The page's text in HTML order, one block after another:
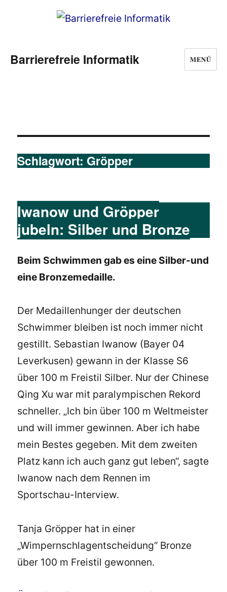
Barrierefreie Informatik MENÜ
Schlagwort: Gröpper
Iwanow und Gröpper
jubeln: Silber und Bronze
Beim Schwimmen gab es eine Silber-und
eine Bronzemedaille.
Der Medaillenhunger der deutschen
Schwimmer bleiben ist noch immer nicht
gestillt. Sebastian Iwanow (Bayer 04
Leverkusen) gewann in der Klasse S6
über 100 m Freistil Silber. Nur der Chinese
Qing Xu war mit paralympischen Rekord
schneller. „Ich bin über 100 m Weltmeister
und will immer gewinnen. Aber ich habe
mein Bestes gegeben. Mit dem zweiten
Platz kann ich auch ganz gut leben“, sagte
Iwanow nach dem Rennen im
Sportschau-Interview.
Tanja Gröpper hat in einer
„Wimpernschlagentscheidung“ Bronze
über 100 m Freistil gewonnen.